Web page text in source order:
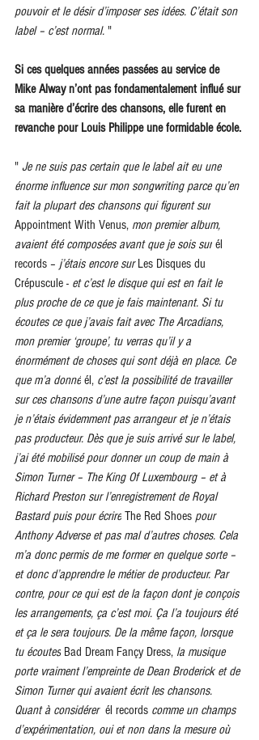
pouvoir et le désir d’imposer ses idées. C’était son
label – c’est normal. "
Si ces quelques années passées au service de
Mike Alway n’ont pas fondamentalement influé sur
sa manière d’écrire des chansons, elle furent en
revanche pour Louis Philippe une formidable école.
" Je ne suis pas certain que le label ait eu une
énorme influence sur mon songwriting parce qu’en
fait la plupart des chansons qui figurent sur
Appointment With Venus, mon premier album,
avaient été composées avant que je sois sur él
records – j’étais encore sur Les Disques du
Crépuscule - et c’est le disque qui est en fait le
plus proche de ce que je fais maintenant. Si tu
écoutes ce que j’avais fait avec The Arcadians,
mon premier ‘groupe’, tu verras qu’il y a
énormément de choses qui sont déjà en place. Ce
que m’a donné él, c’est la possibilité de travailler
sur ces chansons d’une autre façon puisqu’avant
je n’étais évidemment pas arrangeur et je n’étais
pas producteur. Dès que je suis arrivé sur le label,
j’ai été mobilisé pour donner un coup de main à
Simon Turner – The King Of Luxembourg – et à
Richard Preston sur l’enregistrement de Royal
Bastard puis pour écrire The Red Shoes pour
Anthony Adverse et pas mal d’autres choses. Cela
m’a donc permis de me former en quelque sorte –
et donc d’apprendre le métier de producteur. Par
contre, pour ce qui est de la façon dont je conçois
les arrangements, ça c’est moi. Ça l’a toujours été
et ça le sera toujours. De la même façon, lorsque
tu écoutes Bad Dream Fançy Dress, la musique
porte vraiment l’empreinte de Dean Broderick et de
Simon Turner qui avaient écrit les chansons.
Quant à considérer él records comme un champs
d’expérimentation, oui et non dans la mesure où